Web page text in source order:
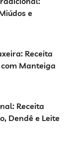
e
Receita
Manteiga
Receita
Dendê e Leite